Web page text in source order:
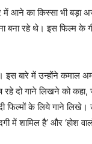
में आने का किस्‍सा भी बड़ा
बना रहे थे। इस फिल्‍म के
बारे में उन्होंने कमाल
दो गाने लिखने को कहा,
फिल्मों के लिये गाने लिखे।
में शामिल है’ और ‘होश